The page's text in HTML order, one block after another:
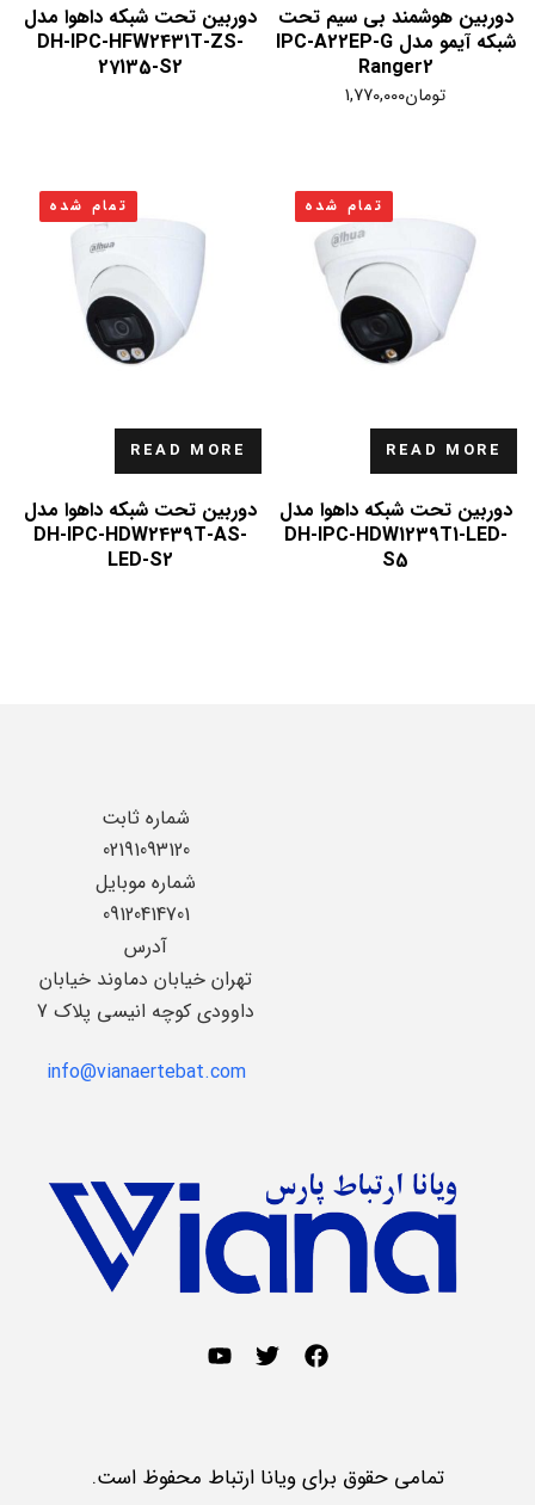
دوربین هوشمند بی سیم تحت
شبکه آیمو مدل IPC-A22EP-G
Ranger2
تومان1,770,000
دوربین تحت شبکه داهوا مدل
DH-IPC-HFW2431T-ZS-
27135-S2
تمام شده
READ MORE
دوربین تحت شبکه داهوا مدل
DH-IPC-HDW1239T1-LED-
S5
تمام شده
READ MORE
دوربین تحت شبکه داهوا مدل
DH-IPC-HDW2439T-AS-
LED-S2
شماره ثابت
02191093120
شماره موبایل
09120414701
آدرس
تهران خیابان دماوند خیابان
داوودی کوچه انیسی پلاک 7
info@vianaertebat.com
تمامی حقوق برای ویانا ارتباط محفوظ است.